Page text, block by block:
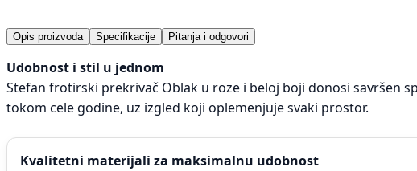
Opis proizvoda Specifikacije Pitanja i odgovori
Udobnost i stil u jednom
Stefan frotirski prekrivač Oblak u roze i beloj boji donosi savršen
tokom cele godine, uz izgled koji oplemenjuje svaki prostor.
Kvalitetni materijali za maksimalnu udobnost